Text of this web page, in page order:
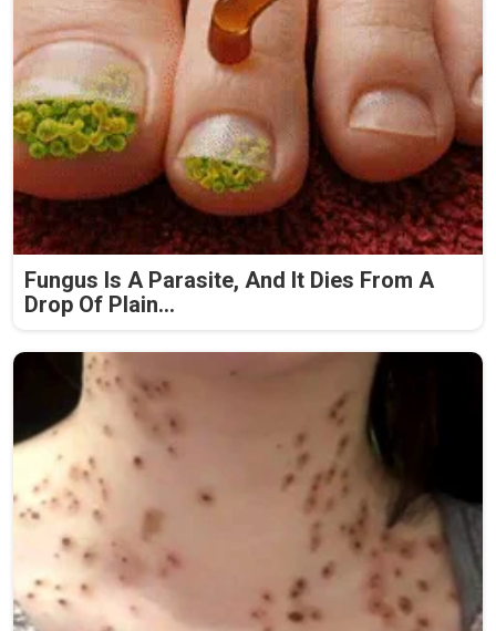
Fungus Is A Parasite, And It Dies From A
Drop Of Plain...